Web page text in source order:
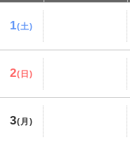
1(土)
2(日)
3(月)